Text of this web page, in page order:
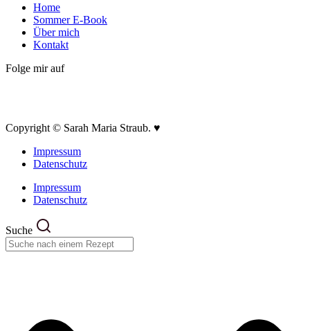
Home
Sommer E-Book
Über mich
Kontakt
Folge mir auf
Copyright © Sarah Maria Straub. ♥
Impressum
Datenschutz
Impressum
Datenschutz
Suche